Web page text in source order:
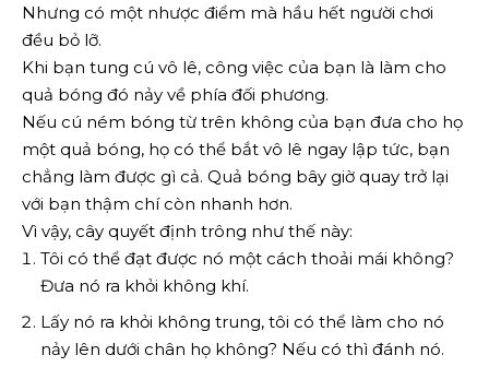
Nhưng có một nhược điểm mà hầu hết người chơi
đều bỏ lỡ.
Khi bạn tung cú vô lê, công việc của bạn là làm cho
quả bóng đó nảy về phía đối phương.
Nếu cú ​​ném bóng từ trên không của bạn đưa cho họ
một quả bóng, họ có thể bắt vô lê ngay lập tức, bạn
chẳng làm được gì cả. Quả bóng bây giờ quay trở lại
với bạn thậm chí còn nhanh hơn.
Vì vậy, cây quyết định trông như thế này:
Tôi có thể đạt được nó một cách thoải mái không?
Đưa nó ra khỏi không khí.
Lấy nó ra khỏi không trung, tôi có thể làm cho nó
nảy lên dưới chân họ không? Nếu có thì đánh nó.